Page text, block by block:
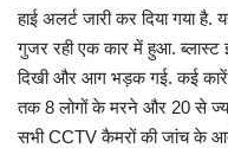
संपादकीय
रोजगार
हाई अलर्ट जारी कर दिया गया
गुजर रही एक कार में हुआ. ब्लास्ट
दिखी और आग भड़क गई. कई
तक 8 लोगों के मरने और 20 से
सभी CCTV कैमरों की जांच के